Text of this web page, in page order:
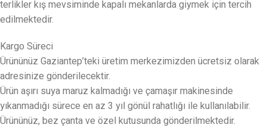
terlikler kış mevsiminde kapalı mekanlarda giymek için tercih
edilmektedir.
Kargo Süreci
Ürününüz Gaziantep’teki üretim merkezimizden ücretsiz olarak
adresinize gönderilecektir.
Ürün aşırı suya maruz kalmadığı ve çamaşır makinesinde
yıkanmadığı sürece en az 3 yıl gönül rahatlığı ile kullanılabilir.
Ürününüz, bez çanta ve özel kutusunda gönderilmektedir.